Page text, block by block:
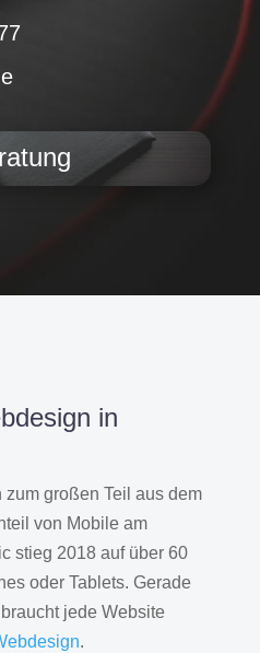
in
zum großen Teil aus dem
von Mobile am
stieg 2018 auf über 60
oder Tablets. Gerade
jede Website
.